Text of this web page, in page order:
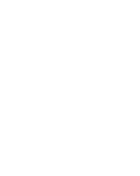
der Ökokonto-Maßnahme
hat, beantragt werden.